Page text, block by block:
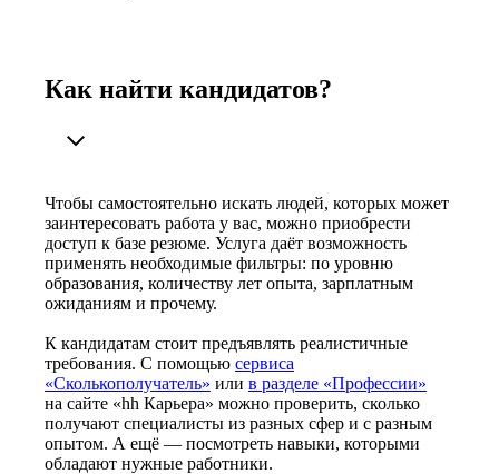
Как найти кандидатов?
Чтобы самостоятельно искать людей, которых может
заинтересовать работа у вас, можно приобрести
доступ к базе резюме. Услуга даёт возможность
применять необходимые фильтры: по уровню
образования, количеству лет опыта, зарплатным
ожиданиям и прочему.
К кандидатам стоит предъявлять реалистичные
требования. С помощью сервиса
«Сколькополучатель» или в разделе «Профессии»
на сайте «hh Карьера» можно проверить, сколько
получают специалисты из разных сфер и с разным
опытом. А ещё — посмотреть навыки, которыми
обладают нужные работники.